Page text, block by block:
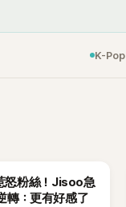
K-Pop
怒粉絲！Jisoo急
轉：更有好感了